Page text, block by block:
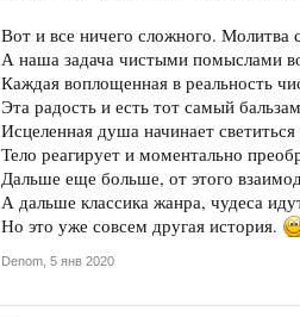
Вот и все ничего сложного.
А наша задача чистыми помыслами
Каждая воплощенная в реальность
Эта радость и есть тот самый
Исцеленная душа начинает
Тело реагирует и моментально
Дальше еще больше, от этого
А дальше классика жанра, чудеса
Но это уже совсем другая история.
Denom 5 янв 2020